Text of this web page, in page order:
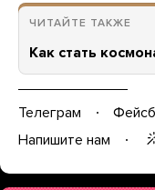
ЧИТАЙТЕ ТАКЖЕ
Как стать
Телеграм
Напишите нам